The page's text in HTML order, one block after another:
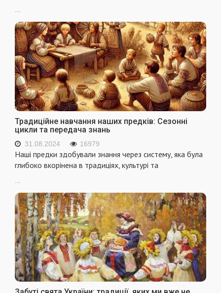
...
Традиційне навчання наших предків: Сезонні
цикли та передача знань
31.08.2024 16979
Наші предки здобували знання через систему, яка була
глибоко вкорінена в традиціях, культурі та